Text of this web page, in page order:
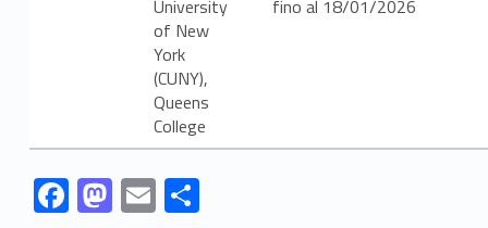
t
à
University
of New
York
(CUNY),
Queens
College
fino al 18/01/2026
Link identifier #identifier__148588-1 F
Link identifier #identifier__41085-2 M
Link identifier #identifier__170526-3 E
Link identifier #identifier__59663-4 S